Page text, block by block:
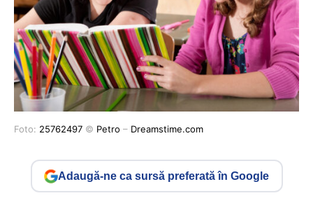
Foto: 25762497 © Petro – Dreamstime.com
Adaugă-ne ca sursă preferată în Google